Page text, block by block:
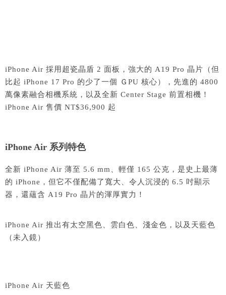
iPhone Air 採用超瓷晶盾 2 面板，強大的 A19 Pro 晶片（但
比起 iPhone 17 Pro 的少了一個 ＧPU 核心），先進的 4800
萬像素融合相機系統，以及 全新 Center Stage 前置相機！
iPhone Air 售價 NT$36,900 起
iPhone Air 系列特色
全新 iPhone Air 薄至 5.6 mm、輕僅 165 公克，是史上最薄
的 iPhone，但它不僅配備了寬大、令人沉浸的 6.5 吋顯示
器，還蘊含 A19 Pro 晶片的渾厚實力！
iPhone Air 推出有太空黑色、雲白色、淺金色，以及天藍色
（未入鏡）
iPhone Air 天藍色